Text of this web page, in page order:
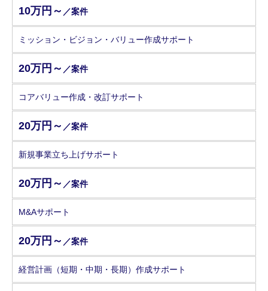
10万円～ ／案件
ミッション・ビジョン・バリュー作成サポート
20万円～ ／案件
コアバリュー作成・改訂サポート
20万円～ ／案件
新規事業立ち上げサポート
20万円～ ／案件
M&Aサポート
20万円～ ／案件
経営計画（短期・中期・長期）作成サポート